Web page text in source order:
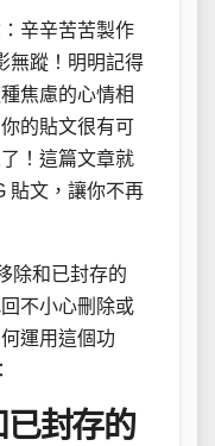
辛辛苦苦製作
無蹤！明明記得
焦慮的心情相
的貼文很有可
！這篇文章就
貼文，讓你不再
除和已封存的
不小心刪除或
運用這個功
已封存的